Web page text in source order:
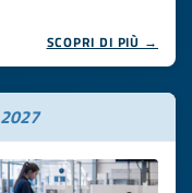
SCOPRI DI PIÙ →